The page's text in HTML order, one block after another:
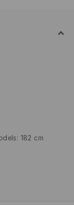
182 cm